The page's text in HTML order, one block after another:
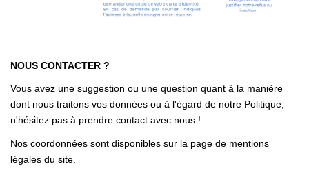
NOUS CONTACTER ?
Vous avez une suggestion ou une question quant à la manière
dont nous traitons vos données ou à l'égard de notre Politique,
n'hésitez pas à prendre contact avec nous !
Nos coordonnées sont disponibles sur la page de mentions
légales du site.